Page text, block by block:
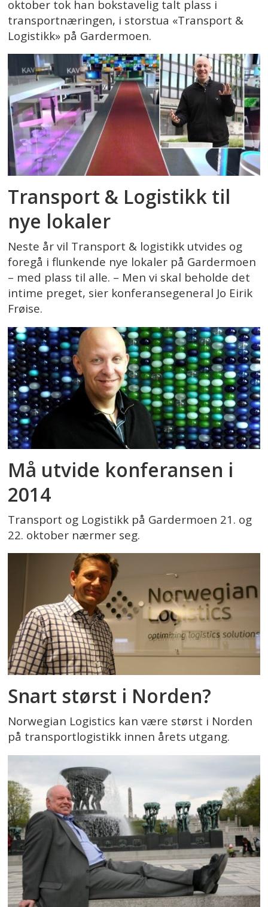
oktober tok han bokstavelig talt plass i
transportnæringen, i storstua «Transport &
Logistikk» på Gardermoen.
Transport & Logistikk til
nye lokaler
Neste år vil Transport & logistikk utvides og
foregå i flunkende nye lokaler på Gardermoen
– med plass til alle. – Men vi skal beholde det
intime preget, sier konferansegeneral Jo Eirik
Frøise.
Må utvide konferansen i
2014
Transport og Logistikk på Gardermoen 21. og
22. oktober nærmer seg.
Snart størst i Norden?
Norwegian Logistics kan være størst i Norden
på transportlogistikk innen årets utgang.